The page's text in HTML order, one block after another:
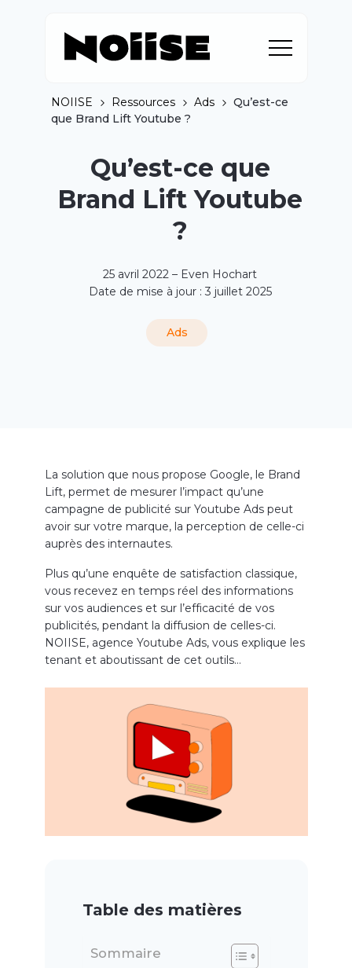
NOIISE Ressources Ads
Qu’est-ce
que Brand Lift Youtube ?
Qu’est-ce que
Brand Lift Youtube
?
25 avril 2022 – Even Hochart
Date de mise à jour : 3 juillet 2025
Ads
La solution que nous propose Google, le Brand
Lift, permet de mesurer l’impact qu’une
campagne de publicité sur Youtube Ads peut
avoir sur votre marque, la perception de celle-ci
auprès des internautes.
Plus qu’une enquête de satisfaction classique,
vous recevez en temps réel des informations
sur vos audiences et sur l’efficacité de vos
publicités, pendant la diffusion de celles-ci.
NOIISE, agence Youtube Ads, vous explique les
tenant et aboutissant de cet outils…
Table des matières
Sommaire